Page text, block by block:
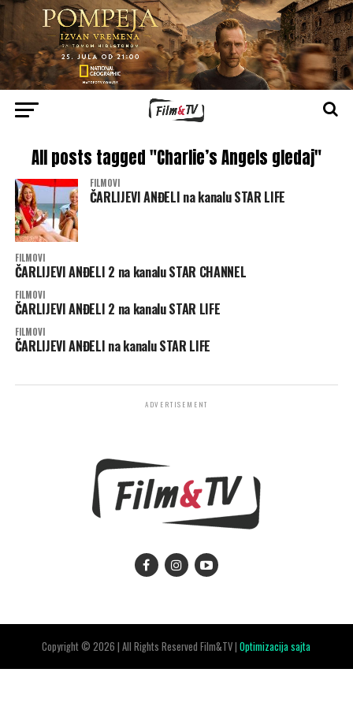
All posts tagged "Charlie’s Angels gledaj"
FILMOVI
ČARLIJEVI ANĐELI na kanalu STAR LIFE
FILMOVI
ČARLIJEVI ANĐELI 2 na kanalu STAR CHANNEL
FILMOVI
ČARLIJEVI ANĐELI 2 na kanalu STAR LIFE
FILMOVI
ČARLIJEVI ANĐELI na kanalu STAR LIFE
ADVERTISEMENT
Copyright © 2026 | All Rights Reserved Film&TV |Optimizacija sajta